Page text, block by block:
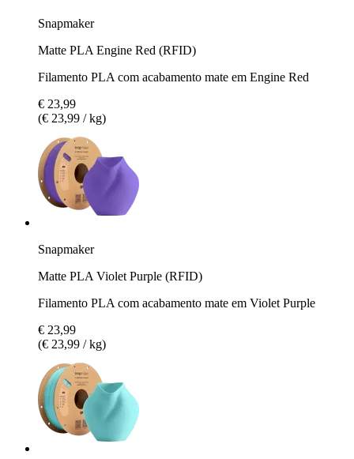
Snapmaker
Matte PLA Engine Red (RFID)
Filamento PLA com acabamento mate em Engine Red
€ 23,99
(€ 23,99 / kg)
Snapmaker
Matte PLA Violet Purple (RFID)
Filamento PLA com acabamento mate em Violet Purple
€ 23,99
(€ 23,99 / kg)